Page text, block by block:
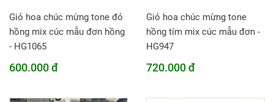
Giỏ hoa chúc mừng tone đỏ
hồng mix cúc mẫu đơn hồng
- HG1065
600.000 đ
Giỏ hoa chúc mừng tone
hồng tím mix cúc mẫu đơn -
HG947
720.000 đ